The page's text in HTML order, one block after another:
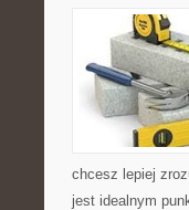
chcesz lepiej
jest idealnym